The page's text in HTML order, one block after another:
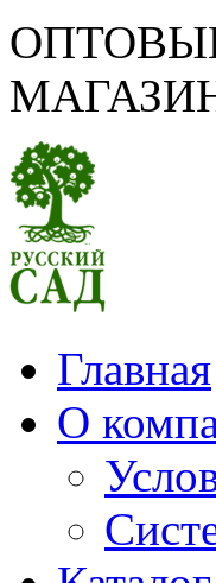
Главная
О